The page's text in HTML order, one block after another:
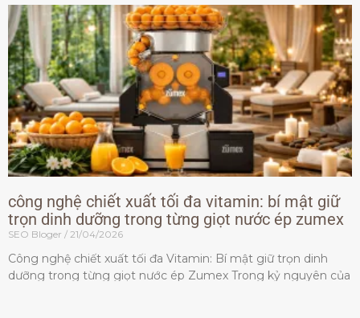
công nghệ chiết xuất tối đa vitamin: bí mật giữ
trọn dinh dưỡng trong từng giọt nước ép zumex
SEO Bloger 21/04/2026
Công nghệ chiết xuất tối đa Vitamin: Bí mật giữ trọn dinh
dưỡng trong từng giọt nước ép Zumex Trong kỷ nguyên của